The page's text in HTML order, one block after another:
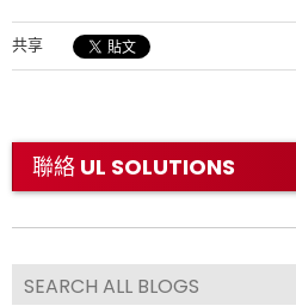
共享
聯絡 UL SOLUTIONS